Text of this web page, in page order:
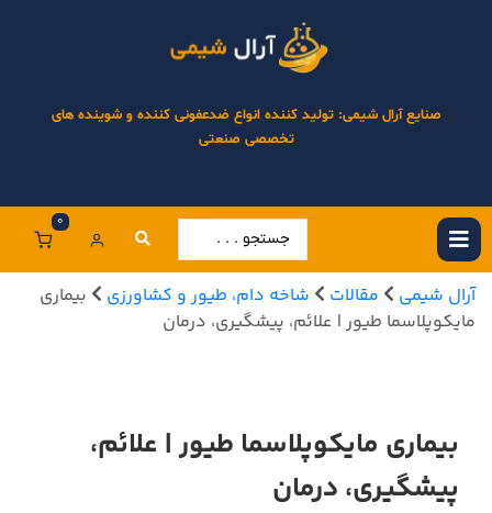
صنایع آرال شیمی: تولید کننده انواع ضدعفونی کننده و شوینده های
تخصصی صنعتی
0
آرال شیمی مقالات شاخه دام، طیور و کشاورزی
بیماری
مایکوپلاسما طیور | علائم، پیشگیری، درمان
بیماری مایکوپلاسما طیور | علائم،
پیشگیری، درمان